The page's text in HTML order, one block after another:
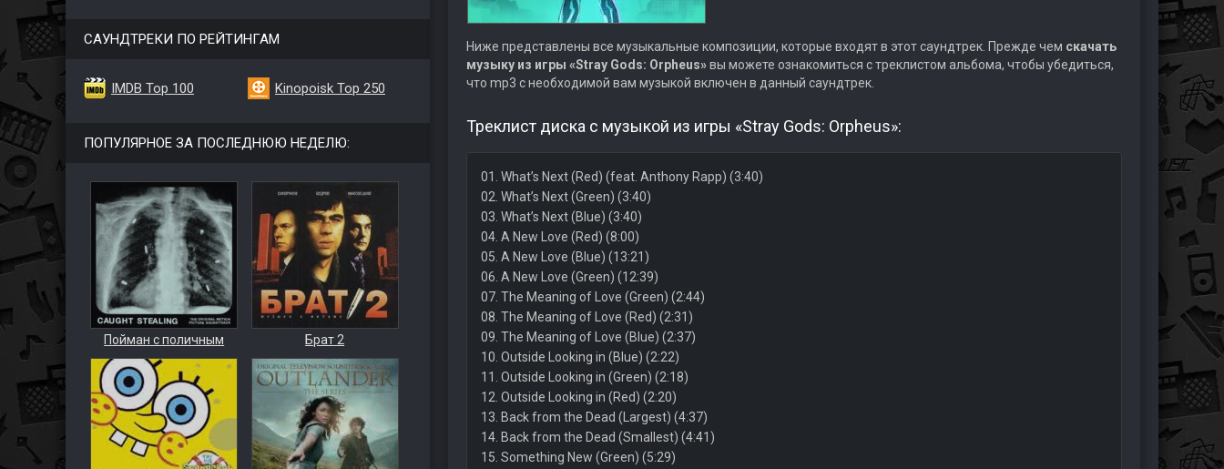
САУНДТРЕКИ ПО РЕЙТИНГАМ
IMDB Top 100 Kinopoisk Top 250
ПОПУЛЯРНОЕ ЗА ПОСЛЕДНЮЮ НЕДЕЛЮ:
Пойман с поличным Брат 2
Ниже представлены все музыкальные композиции, которые входят в этот саундтрек. Прежде чем скачать
музыку из игры «Stray Gods: Orpheus»вы можете ознакомиться с треклистом альбома, чтобы убедиться,
что mp3 с необходимой вам музыкой включен в данный саундтрек.
Треклист диска с музыкой из игры «Stray Gods: Orpheus»:
01. What’s Next (Red) (feat. Anthony Rapp) (3:40)
02. What’s Next (Green) (3:40)
03. What’s Next (Blue) (3:40)
04. A New Love (Red) (8:00)
05. A New Love (Blue) (13:21)
06. A New Love (Green) (12:39)
07. The Meaning of Love (Green) (2:44)
08. The Meaning of Love (Red) (2:31)
09. The Meaning of Love (Blue) (2:37)
10. Outside Looking in (Blue) (2:22)
11. Outside Looking in (Green) (2:18)
12. Outside Looking in (Red) (2:20)
13. Back from the Dead (Largest) (4:37)
14. Back from the Dead (Smallest) (4:41)
15. Something New (Green) (5:29)